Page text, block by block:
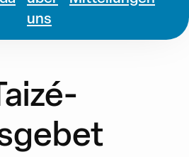
uns